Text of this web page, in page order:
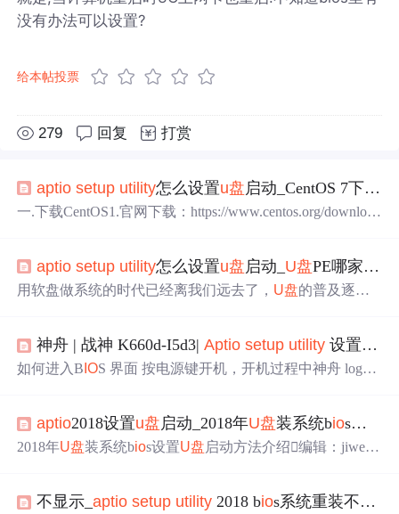
没有办法可以设置?
给本帖投票
279 回复 打赏
aptio setup utility怎么设置u盘 启动_CentOS 7下载及系统
一.下载CentOS1.官网下载：https://www.centos.org/downloa
(阿里云镜像网址下载，各个版本都有)2.云盘下载(centos 7.
7.1908标准版)：链接：https://pan.baidu.com/s/1...
aptio setup utility怎么设置u盘 启动_ U盘PE哪家强？
用软盘做系统的时代已经离我们远去了， U盘的普及逐渐
时代；手机照相 功能的提高终结了数码相机的时代；U盘P
E终结了光盘安装系统的时代，总而言之，便捷是我们这
U启动，就...
神舟 | 战神 K660d-I5d3|Aptio setup utility 设置U盘
如何进入B IOS 界面 按电源键开机，开机过程中神舟 logo
将OS Support(操作模式)改成legacy os(传统模式) 第二步：
找到Boot,更改第一启动项为U盘详细教程 1、开机按F2进
找到B
aptio2018设置u盘启动_2018年U盘装系统bios设置
2018年U盘装系统bios设置U盘 启动方法介绍编辑：jiwei
步骤那就是设置电脑从U盘启动这样我们才能顺利的进入
不显示_aptio setup utility 2018 bios系统重装不显示